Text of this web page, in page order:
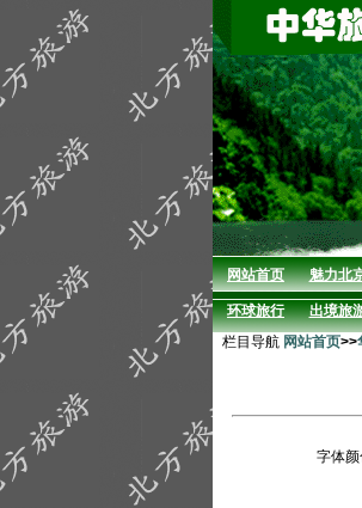
网站首页 魅力北
环球旅行 出境旅
栏目导航 网站首页>>
字体颜